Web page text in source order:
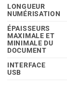
LONGUEUR
NUMÉRISATION
ÉPAISSEURS
MAXIMALE ET
MINIMALE DU
DOCUMENT
INTERFACE
USB